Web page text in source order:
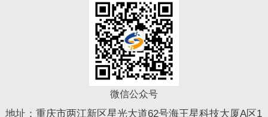
微信公众号
地址：重庆市两江新区星光大道62号海王星科技大厦A区1